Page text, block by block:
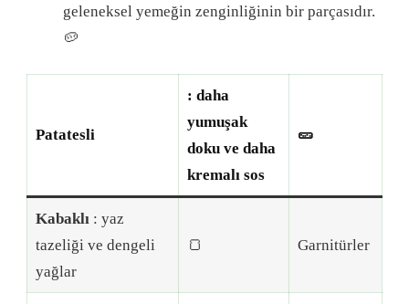
geleneksel yemeğin zenginliğinin bir parçasıdır.
🥔
Patatesli
: daha
yumuşak
doku ve daha
kremalı sos
🥒
Kabaklı: yaz
tazeliği ve dengeli
yağlar
🍞 Garnitürler